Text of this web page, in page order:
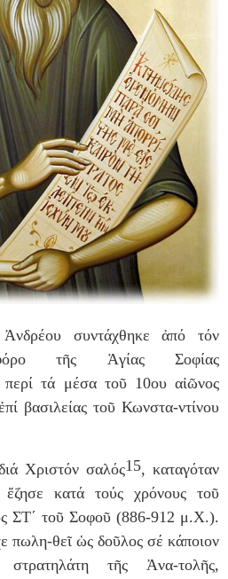
συντάχθηκε ἀπό τόν
τῆς Ἁγίας Σοφίας
περί τά μέσα τοῦ 10ου αἰῶνος
βασιλείας τοῦ Κωνστα-ντίνου
Χριστόν σαλός15, καταγόταν
κατά τούς χρόνους τοῦ
ΣΤ΄ τοῦ Σοφοῦ (886-912 μ.Χ.).
πωλη-θεῖ ὡς δοῦλος σέ κάποιον
στρατηλάτη τῆς Ἀνα-τολῆς,